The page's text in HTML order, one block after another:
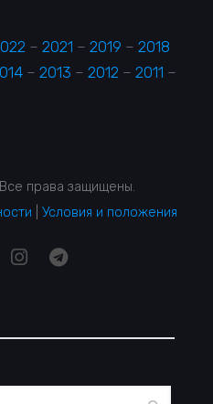
– 2021 – 2019 – 2018
– 2013 – 2012 – 2011 –
права защищены.
|Условия и положения